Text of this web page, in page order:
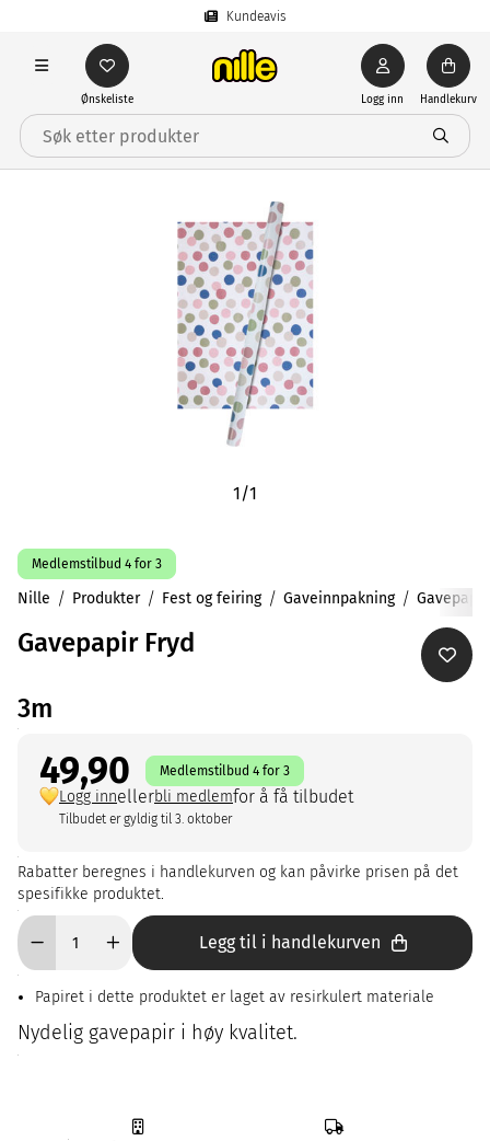
Kundeavis
Ønskeliste Logg inn Handlekurv
1/1
Medlemstilbud 4 for 3
Nille Produkter Fest og feiring Gaveinnpakning Gavepapir
Gavepapir Fryd
3m
49,90 Medlemstilbud 4 for 3
Logg innellerbli medlemfor å få tilbudet
Tilbudet er gyldig til 3. oktober
Rabatter beregnes i handlekurven og kan påvirke prisen på det
spesifikke produktet.
Legg til i handlekurven
Papiret i dette produktet er laget av resirkulert materiale
Nydelig gavepapir i høy kvalitet.